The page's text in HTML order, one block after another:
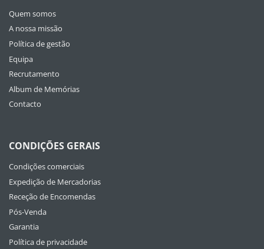
Quem somos
A nossa missão
Política de gestão
Equipa
Recrutamento
Album de Memórias
Contacto
CONDIÇÕES GERAIS
Condições comerciais
Expedição de Mercadorias
Receção de Encomendas
Pós-Venda
Garantia
Política de privacidade